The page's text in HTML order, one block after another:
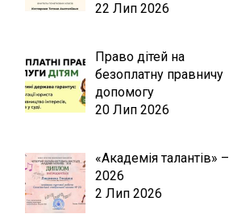
22 Лип 2026
Право дітей на
безоплатну правничу
допомогу
20 Лип 2026
«Академія талантів» –
2026
2 Лип 2026